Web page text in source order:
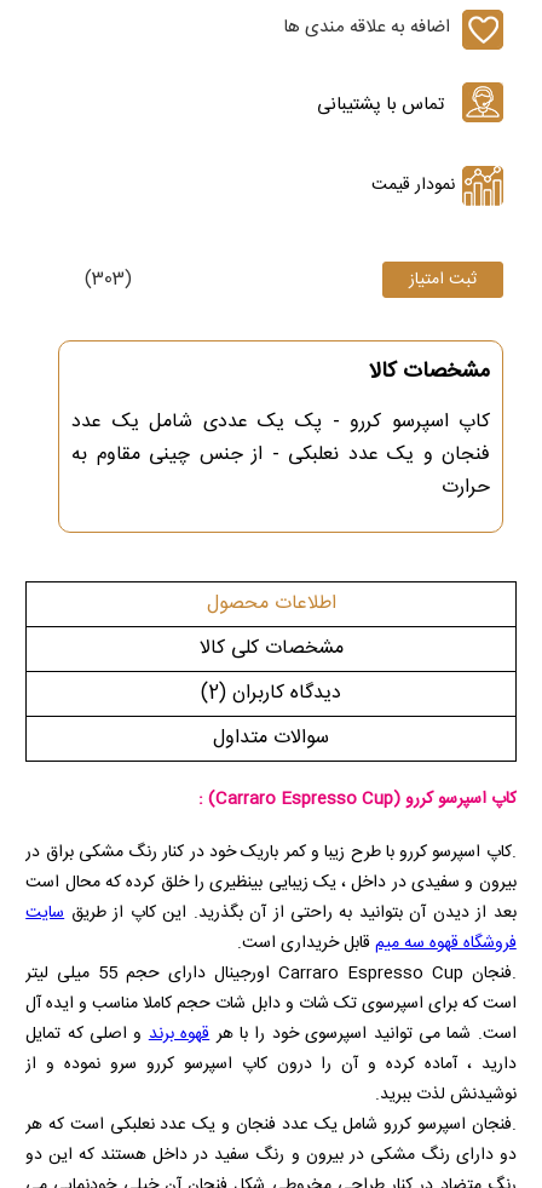
اضافه به علاقه مندی ها
نمودار قیمت
(303)
مشخصات کالا
کاپ اسپرسو کررو - پک یک عددی شامل یک عدد
فنجان و یک عدد نعلبکی - از جنس چینی مقاوم به
حرارت
اطلاعات محصول
مشخصات کلی کالا
دیدگاه کاربران(2)
سوالات متداول
کاپ اسپرسو کررو(Carraro Espresso Cup)
:
.کاپ اسپرسو کررو با طرح زیبا و کمر باریک خود در کنار رنگ مشکی براق در
بیرون و سفیدی در داخل ، یک زیبایی بینظیری را خلق کرده که محال است
بعد از دیدن آن بتوانید به راحتی از آن بگذرید. این کاپ از طریقسایت
فروشگاه قهوه سه میم قابل خریداری است.
.فنجان Carraro Espresso Cup
اورجینال دارای حجم 55 میلی لیتر
است که برای اسپرسوی تک شات و دابل شات حجم کاملا مناسب و ایده آل
است. شما می توانید اسپرسوی خود را با هرقهوه برندو اصلی که تمایل
دارید ، آماده کرده و آن را درون کاپ اسپرسو کررو سرو نموده و از
نوشیدنش لذت ببرید.
.فنجان اسپرسو کررو شامل یک عدد فنجان و یک عدد نعلبکی است که هر
دو دارای رنگ مشکی در بیرون و رنگ سفید در داخل هستند که این دو